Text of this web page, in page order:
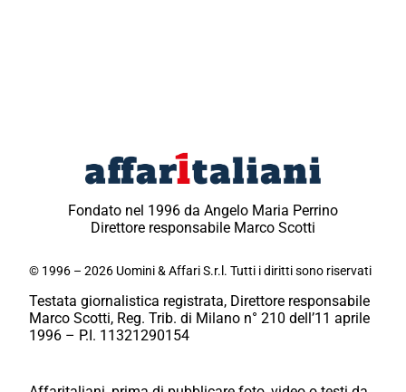
Fondato nel 1996 da Angelo Maria Perrino
Direttore responsabile Marco Scotti
© 1996 – 2026 Uomini & Affari S.r.l. Tutti i diritti sono riservati
Testata giornalistica registrata, Direttore responsabile
Marco Scotti, Reg. Trib. di Milano n° 210 dell’11 aprile
1996 – P.I. 11321290154